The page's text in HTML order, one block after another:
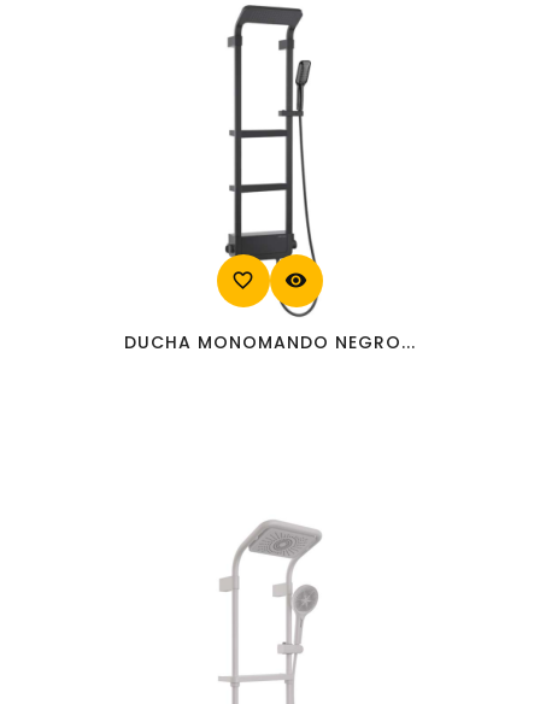
favorite_border visibility
DUCHA MONOMANDO NEGRO...